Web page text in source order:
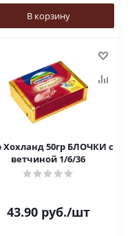
В корзину
50гр БЛОЧКИ с
ветчиной 1/6/36
43.90руб./шт